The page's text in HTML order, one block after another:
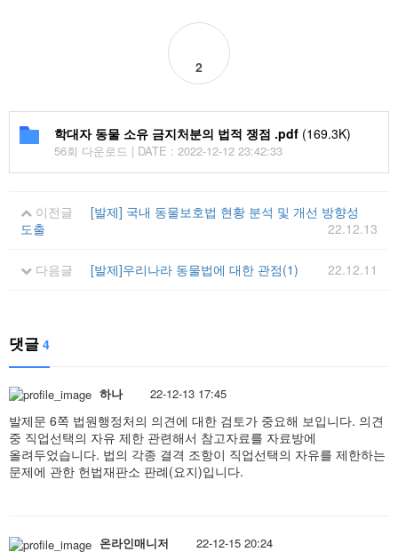
2
학대자 동물 소유 금지처분의 법적 쟁점 .pdf (169.3K)
56회 다운로드 | DATE : 2022-12-12 23:42:33
이전글
[발제] 국내 동물보호법 현황 분석 및 개선 방향성
도출
22.12.13
다음글 [발제]우리나라 동물법에 대한 관점(1) 22.12.11
댓글 4
하나 22-12-13 17:45
발제문 6쪽 법원행정처의 의견에 대한 검토가 중요해 보입니다. 의견
중 직업선택의 자유 제한 관련해서 참고자료를 자료방에
올려두었습니다. 법의 각종 결격 조항이 직업선택의 자유를 제한하는
문제에 관한 헌법재판소 판례(요지)입니다.
온라인매니저 22-12-15 20:24